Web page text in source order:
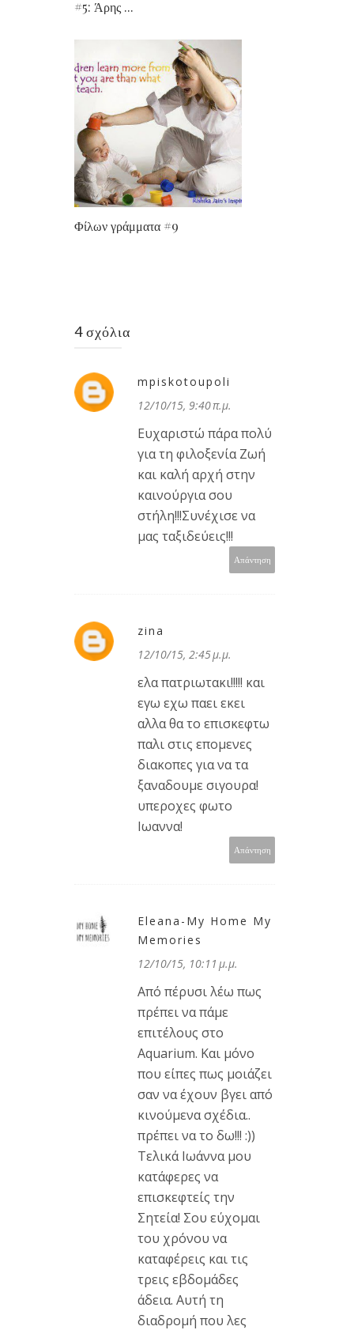
#5: Άρης ...
Φίλων γράμματα #9
4 σχόλια
mpiskotoupoli
12/10/15, 9:40 π.μ.
Ευχαριστώ πάρα πολύ
για τη φιλοξενία Ζωή
και καλή αρχή στην
καινούργια σου
στήλη!!!Συνέχισε να
μας ταξιδεύεις!!!
Απάντηση
zina
12/10/15, 2:45 μ.μ.
ελα πατριωτακι!!!!! και
εγω εχω παει εκει
αλλα θα το επισκεφτω
παλι στις επομενες
διακοπες για να τα
ξαναδουμε σιγουρα!
υπεροχες φωτο
Ιωαννα!
Απάντηση
Eleana-My Home My
Memories
12/10/15, 10:11 μ.μ.
Από πέρυσι λέω πως
πρέπει να πάμε
επιτέλους στο
Aquarium. Και μόνο
που είπες πως μοιάζει
σαν να έχουν βγει από
κινούμενα σχέδια..
πρέπει να το δω!!! :))
Τελικά Ιωάννα μου
κατάφερες να
επισκεφτείς την
Σητεία! Σου εύχομαι
του χρόνου να
καταφέρεις και τις
τρεις εβδομάδες
άδεια. Αυτή τη
διαδρομή που λες